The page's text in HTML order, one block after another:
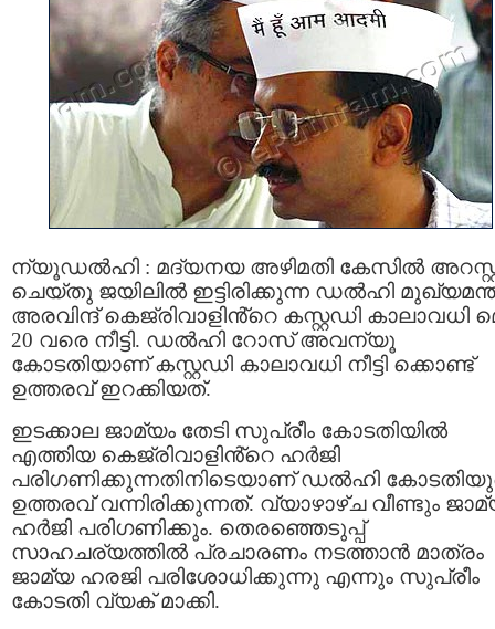
ന്യൂഡല്‍ഹി : മദ്യനയ അഴിമതി കേസില്‍
ചെയ്തു ജയിലിൽ ഇട്ടിരിക്കുന്ന ഡല്‍ഹി
അരവിന്ദ് കെജ്രിവാളിൻ്റെ കസ്റ്റഡി കാലാവധി
20 വരെ നീട്ടി. ഡല്‍ഹി റോസ് അവന്യൂ
കോടതിയാണ് കസ്റ്റഡി കാലാവധി നീട്ടി ക്കൊണ്ട്
ഉത്തരവ് ഇറക്കിയത്.
ഇടക്കാല ജാമ്യം തേടി സുപ്രീം കോടതിയിൽ
എത്തിയ കെജ്രിവാളിൻ്റെ ഹർജി
പരിഗണിക്കുന്നതിനിടെയാണ് ഡല്‍ഹി
ഉത്തരവ് വന്നിരിക്കുന്നത്. വ്യാഴാഴ്ച വീണ്ടും
ഹർജി പരിഗണിക്കും. തെരഞ്ഞെടുപ്പ്
സാഹചര്യത്തിൽ പ്രചാരണം നടത്താൻ മാത്രം
ജാമ്യ ഹരജി പരിശോധിക്കുന്നു എന്നും സുപ്രീം
കോടതി വ്യക് മാക്കി.